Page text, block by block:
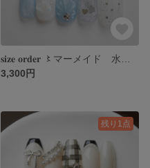
3,300円
残り1点